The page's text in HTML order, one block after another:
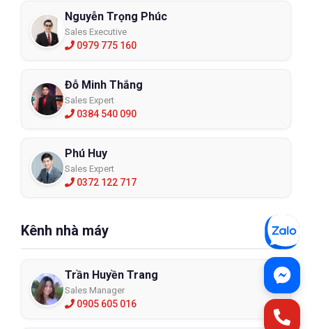
Nguyễn Trọng Phúc
Sales Executive
0979 775 160
Đỗ Minh Thắng
Sales Expert
0384 540 090
Phú Huy
Sales Expert
0372 122 717
Kênh nhà máy
Trần Huyền Trang
Sales Manager
0905 605 016